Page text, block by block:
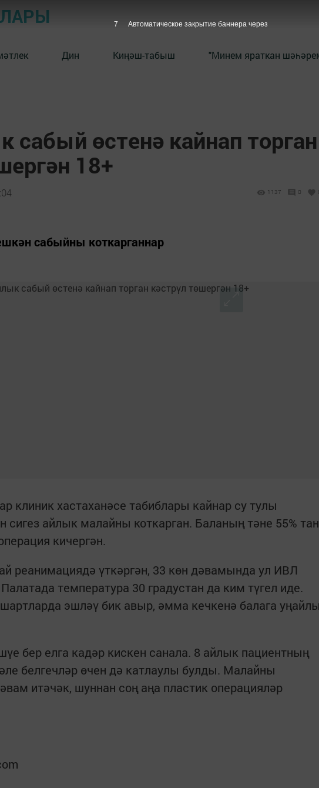
Дин Киңәш-табыш "Минем яраткан
сабый өстенә кайнап торган
18+
1137 0
сабыйны коткарганнар
клиник хастаханәсе табиблары кайнар су тулы
сигез айлык малайны коткарган. Баланың тәне 55% тан
кичергән.
реанимациядә үткәргән, 33 көн дәвамында ул ИВЛ
температура 30 градустан да ким түгел иде.
эшләү бик авыр, әмма кечкенә балага
бер елга кадәр кискен санала. 8 айлык пациентның
белгечләр өчен дә катлаулы булды. Малайны
итәчәк, шуннан соң аңа пластик операцияләр
7 Автоматическое закрытие баннера через